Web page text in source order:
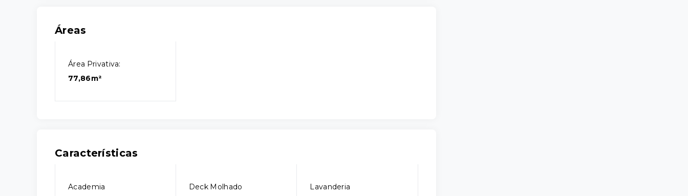
Áreas
Área Privativa:
77,86m²
Características
Academia Deck Molhado Lavanderia